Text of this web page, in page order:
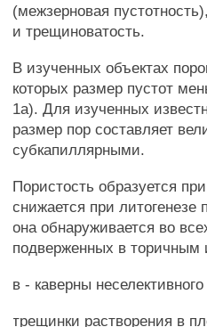
(межзерновая
и трещиноватость.
В изученных объектах
которых размер пустот
1а). Для изученных
размер пор составляет
субкапиллярными.
Пористость образуется
снижается при литогенезе
она обнаруживается во
подверженных в торичным
в - каверны
трещинки растворения в